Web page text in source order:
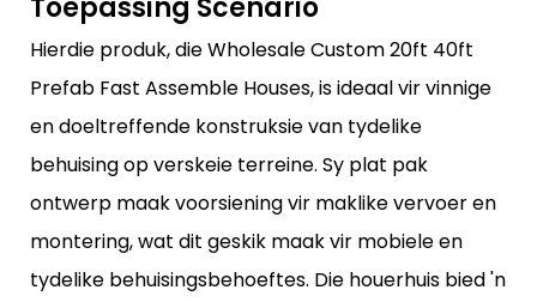
Toepassing Scenario
Hierdie produk, die Wholesale Custom 20ft 40ft
Prefab Fast Assemble Houses, is ideaal vir vinnige
en doeltreffende konstruksie van tydelike
behuising op verskeie terreine. Sy plat pak
ontwerp maak voorsiening vir maklike vervoer en
montering, wat dit geskik maak vir mobiele en
tydelike behuisingsbehoeftes. Die houerhuis bied 'n